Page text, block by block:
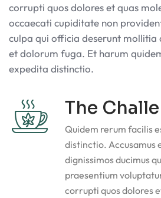
corrupti quos dolores et quas
occaecati cupiditate non
culpa qui officia deserunt mollitia
et dolorum fuga. Et harum
expedita distinctio.
The
Quidem rerum facilis
distinctio. Accusamus
dignissimos ducimus
praesentium
corrupti quos dolores